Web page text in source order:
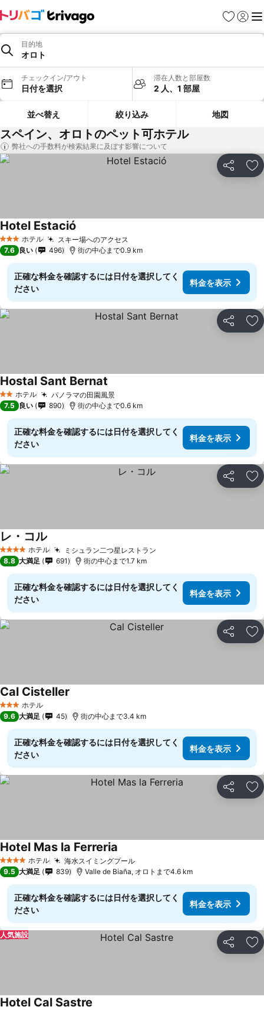
お気に入り
ログイ
メ
目的地
オロト
チェックイン/アウト
日付を選択
滞在人数と部屋数
2 人、1 部屋
並べ替え 絞り込み 地図
スペイン、オロトのペット可ホテル
弊社への手数料が検索結果に及ぼす影響について
シェア お
3 ホテルのランク
ホテル スキー場へのアクセス
Hotel Estació
7.6 良い 496 街の中心まで0.9 km
正確な料金を確認するには日付を選択してく
ださい
料金を表示
シェア お
2 ホテルのランク
ホテル パノラマの田園風景料金を表示
Hostal Sant Bernat
7.5 良い 890 街の中心まで0.6 km
正確な料金を確認するには日付を選択してく
ださい
料金を表示
シェア お
4 ホテルのランク
ホテル ミシュラン二つ星レストラン
レ・コル
8.8 大満足 691 街の中心まで1.7 km
正確な料金を確認するには日付を選択してく
ださい
料金を表示
シェア お
3 ホテルのランク
ホテル
Cal Cisteller
9.6 大満足 45 街の中心まで3.4 km
正確な料金を確認するには日付を選択してく
ださい
料金を表示
シェア お
4 ホテルのランク
ホテル 海水スイミングプール料金を表示
Hotel Mas la Ferreria
9.5 大満足 839 Valle de Biaña, オロトまで4.6 km
正確な料金を確認するには日付を選択してく
ださい
料金を表示
シェア お
人気施設
Hotel Cal Sastre